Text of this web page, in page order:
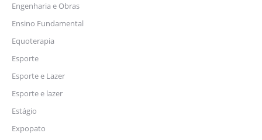
Engenharia e Obras
Ensino Fundamental
Equoterapia
Esporte
Esporte e Lazer
Esporte e lazer
Estágio
Expopato